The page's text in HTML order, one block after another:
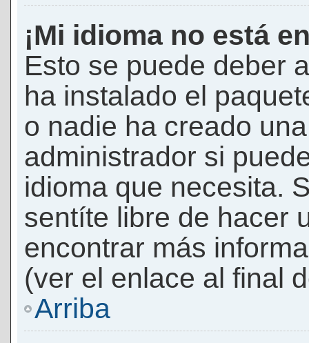
¡Mi idioma no está
Esto se puede deber
ha instalado el
o nadie ha creado
administrador si
idioma que necesita.
sentíte libre de hacer
encontrar más
(ver el enlace al final
Arriba